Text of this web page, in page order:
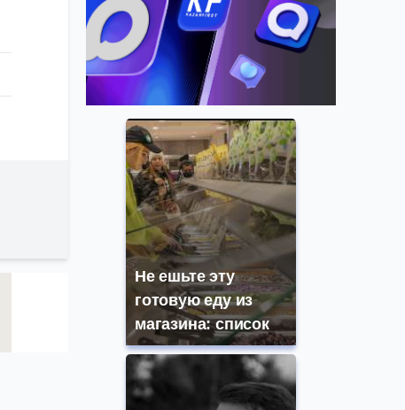
Не ешьте эту
готовую еду из
магазина: список